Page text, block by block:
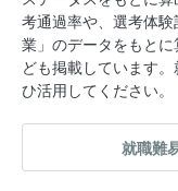
考通過率や、選考体
業」のデータをもと
ども掲載しています
ひ活用してください。
就職難